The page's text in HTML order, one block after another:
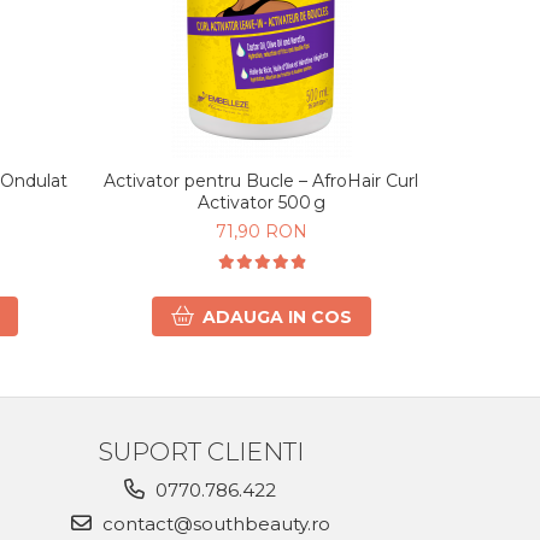
Activator pentru Bucle – AfroHair Curl
Activator 500 g
71,90 RON
ADAUGA IN COS
SUPORT CLIENTI
0770.786.422
contact@southbeauty.ro